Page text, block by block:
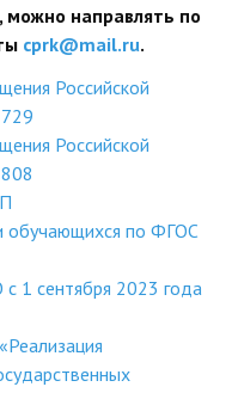
2026-2027
можно направлять по
cprk@mail.ru.
Российской
Российской
обучающихся по ФГОС
1 сентября 2023 года